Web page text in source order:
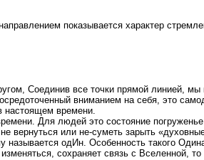
показывается характер
Соединив все точки прямой
вниманием на себя, это
настоящем времени.
Для людей это состояние
вернуться или не-суметь зарыть
одИн. Особенность такого
сохраняет связь с